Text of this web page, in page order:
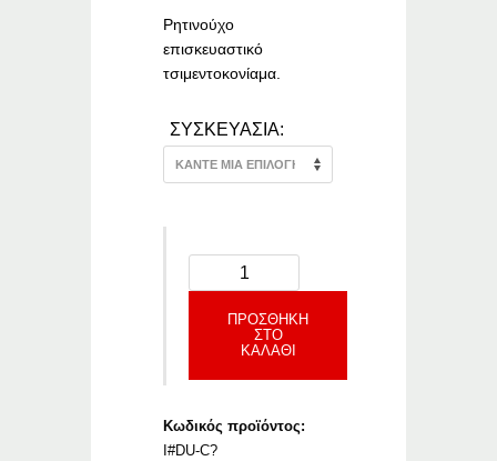
€27.40
Ρητινούχο
επισκευαστικό
τσιμεντοκονίαμα.
ΣΥΣΚΕΥΑΣΙΑ:
ΠΡΟΣΘΉΚΗ
ΣΤΟ
ΚΑΛΆΘΙ
Κωδικός προϊόντος:
I#DU-C?